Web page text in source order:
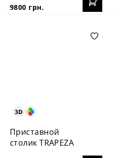
9800 грн.
Приставной
столик TRAPEZA